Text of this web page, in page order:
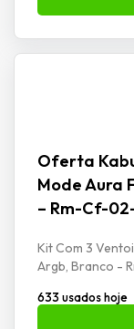
Oferta
Mode Aura
– Rm-Cf-
Kit Com 3
Argb, Branco -
633 usados hoje